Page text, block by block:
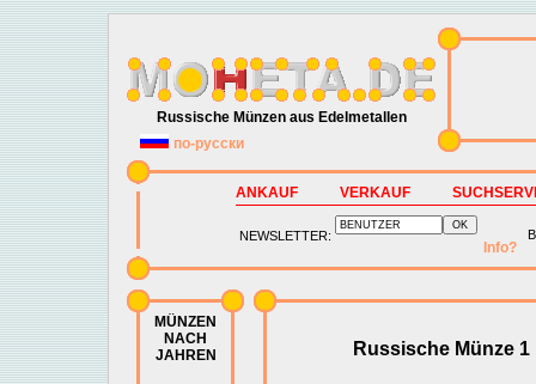
Russische Münzen aus Edelmetallen
по-русски
ANKAUF VERKAUF
NEWSLETTER:
Info?
MÜNZEN
NACH
JAHREN
Russische Münze